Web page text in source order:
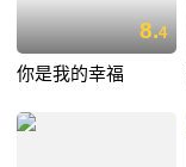
8.4
你是我的幸福